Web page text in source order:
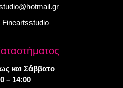
Fineartsstudio
και Σάββατο
– 14:00